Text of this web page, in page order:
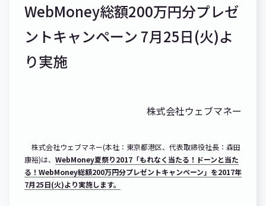
WebMoney総額200万円分プレゼ
ントキャンペーン 7月25日(火)よ
り実施
株式会社ウェブマネー
株式会社ウェブマネー(本社：東京都港区、代表取締役社長：森田
康裕)は、 WebMoney夏祭り2017「もれなく当たる！ドーンと当た
る！WebMoney総額200万円分プレゼントキャンペーン」を2017年
7月25日(火)より実施します。